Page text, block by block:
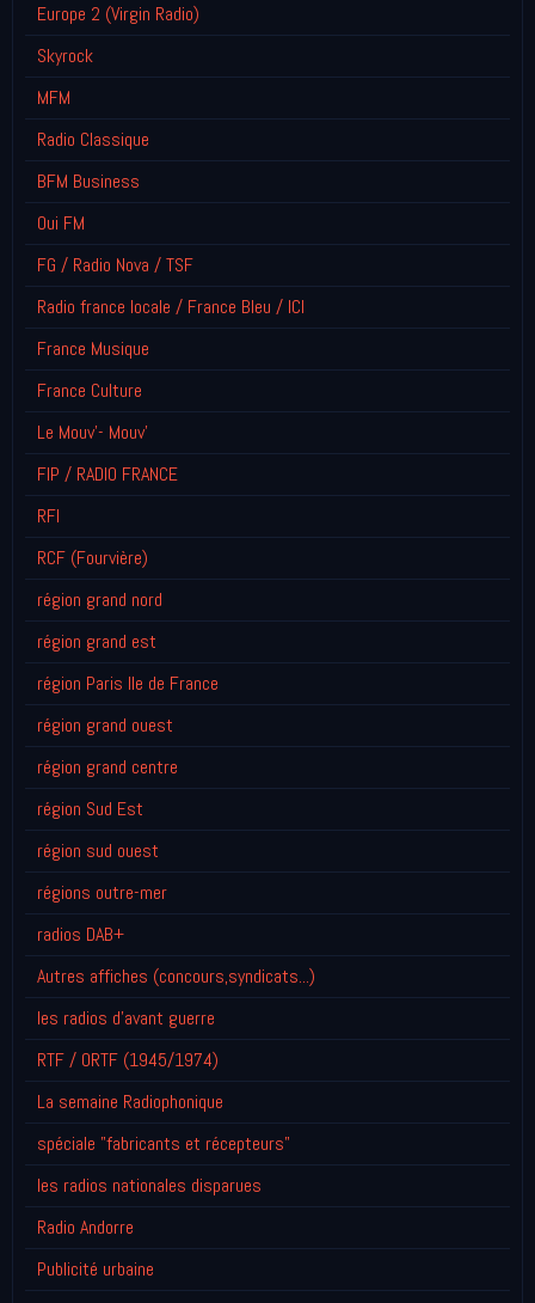
Europe 2 (Virgin Radio)
Skyrock
MFM
Radio Classique
BFM Business
Oui FM
FG / Radio Nova / TSF
Radio france locale / France Bleu / ICI
France Musique
France Culture
Le Mouv'- Mouv'
FIP / RADIO FRANCE
RFI
RCF (Fourvière)
région grand nord
région grand est
région Paris Ile de France
région grand ouest
région grand centre
région Sud Est
région sud ouest
régions outre-mer
radios DAB+
Autres affiches (concours,syndicats...)
les radios d'avant guerre
RTF / ORTF (1945/1974)
La semaine Radiophonique
spéciale "fabricants et récepteurs"
les radios nationales disparues
Radio Andorre
Publicité urbaine